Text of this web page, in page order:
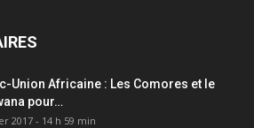
Union Africaine : Les Comores et le
pour…
2017 - 14 h 59 min